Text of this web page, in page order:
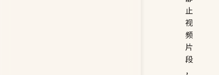
止
视
频
片
段
，